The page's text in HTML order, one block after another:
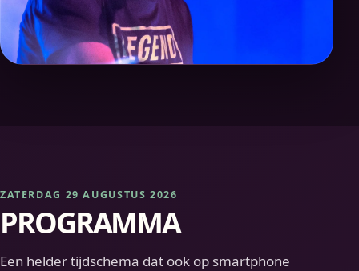
ZATERDAG 29 AUGUSTUS 2026
PROGRAMMA
Een helder tijdschema dat ook op smartphone